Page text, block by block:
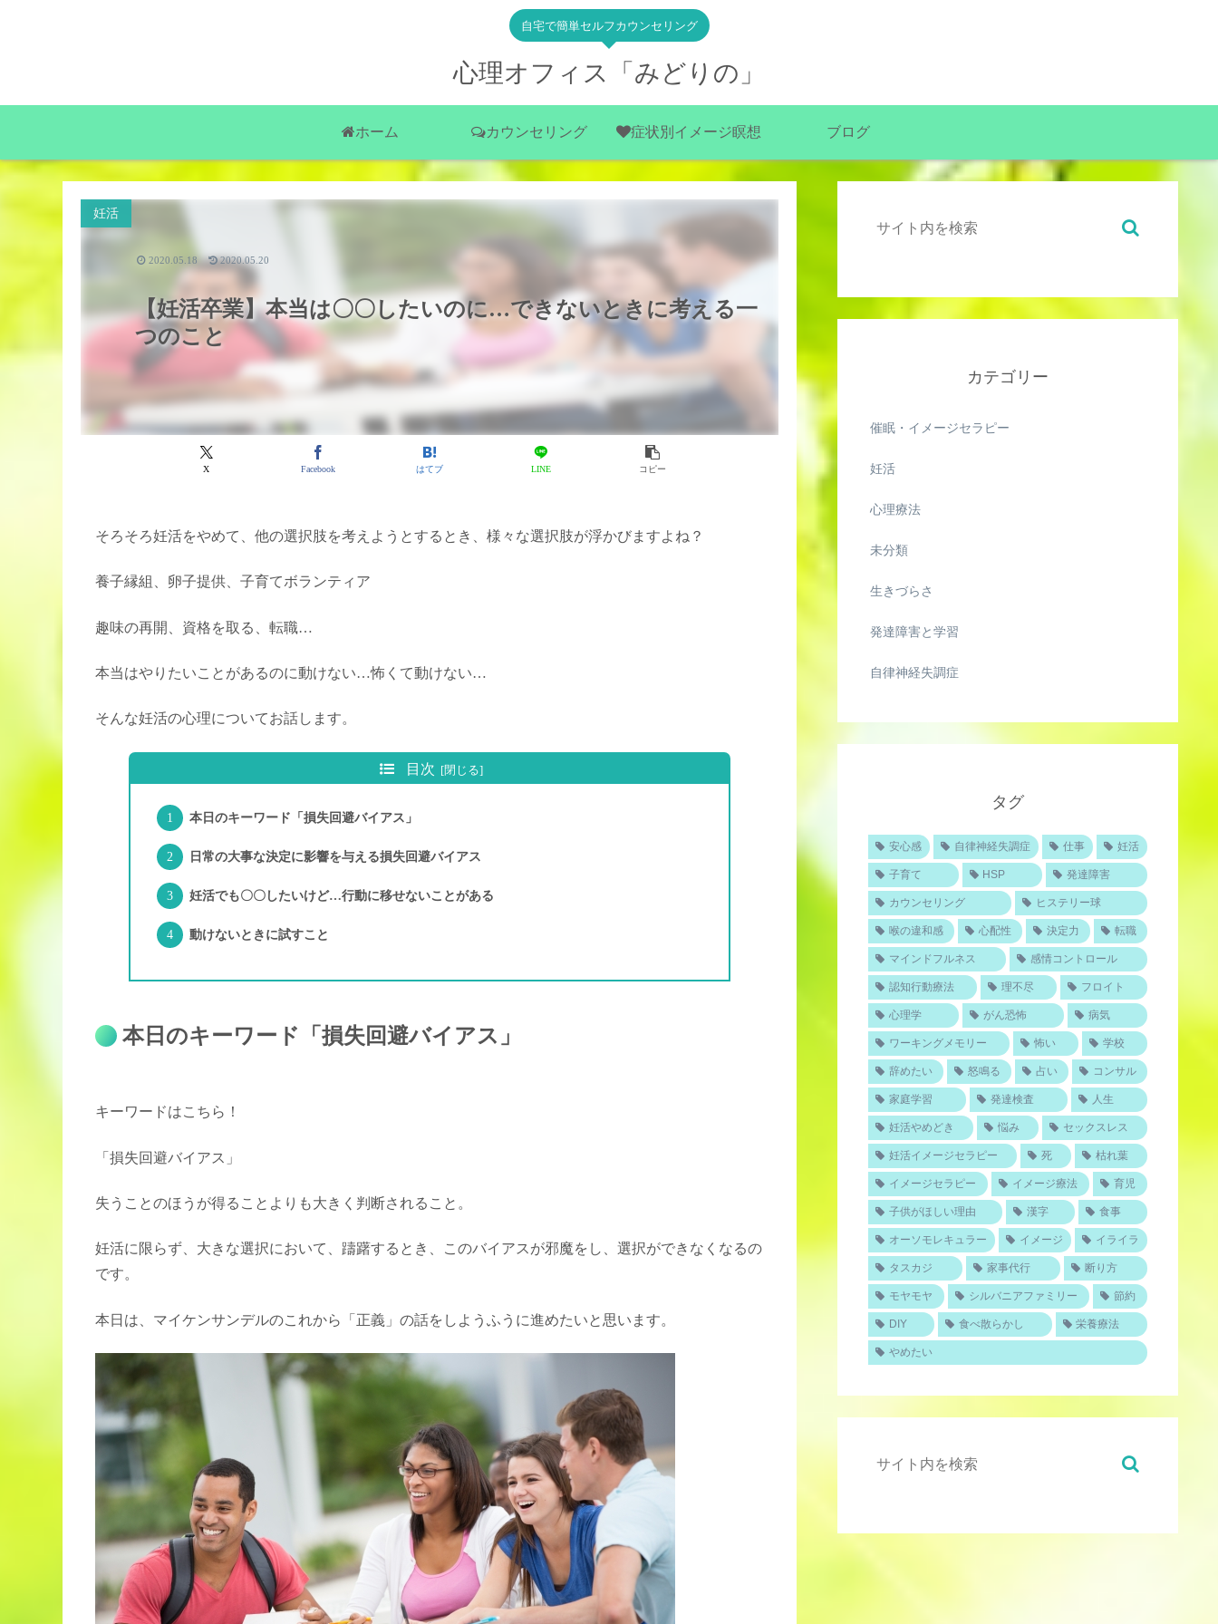
自宅で簡単セルフカウンセリング
心理オフィス「みどりの」
ホーム カウンセリング 症状別イメージ瞑想 ブログ
【妊活卒業】本当は〇〇したいのに…できないときに考える一
つのこと
妊活
X Facebook はてブ LINE コピー
2020.05.18 2020.05.20
そろそろ妊活をやめて、他の選択肢を考えようとするとき、様々な選択肢が浮かびますよね？
養子縁組、卵子提供、子育てボランティア
趣味の再開、資格を取る、転職…
本当はやりたいことがあるのに動けない…怖くて動けない…
そんな妊活の心理についてお話します。
目次
本日のキーワード「損失回避バイアス」
日常の大事な決定に影響を与える損失回避バイアス
妊活でも〇〇したいけど…行動に移せないことがある
動けないときに試すこと
本日のキーワード「損失回避バイアス」
キーワードはこちら！
「損失回避バイアス」
失うことのほうが得ることよりも大きく判断されること。
妊活に限らず、大きな選択において、躊躇するとき、このバイアスが邪魔をし、選択ができなくなるの
です。
本日は、マイケンサンデルのこれから「正義」の話をしようふうに進めたいと思います。
カテゴリー
催眠・イメージセラピー
妊活
心理療法
未分類
生きづらさ
発達障害と学習
自律神経失調症
タグ
安心感 自律神経失調症 仕事 妊活
子育て HSP 発達障害
カウンセリング ヒステリー球
喉の違和感 心配性 決定力 転職
マインドフルネス 感情コントロール
認知行動療法 理不尽 フロイト
心理学 がん恐怖 病気
ワーキングメモリー 怖い 学校
辞めたい 怒鳴る 占い コンサル
家庭学習 発達検査 人生
妊活やめどき 悩み セックスレス
妊活イメージセラピー 死 枯れ葉
イメージセラピー イメージ療法 育児
子供がほしい理由 漢字 食事
オーソモレキュラー イメージ イライラ
タスカジ 家事代行 断り方
モヤモヤ シルバニアファミリー 節約
DIY 食べ散らかし 栄養療法
やめたい